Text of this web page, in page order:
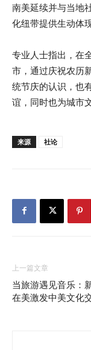
南美延续并与当地
化纽带提供生动体现
专业人士指出，在
市，通过庆祝农历
统节庆的认识，也
谊，同时也为城市
来源 社论
上一篇文章
当旅游遇见音乐：
在美激发中美文化